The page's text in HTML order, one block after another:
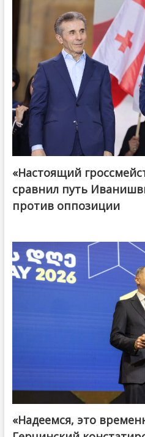
@ქართული ოცნება / Georgian
«Настоящий
сравнил путь
против оппозиции
«Надеемся, это